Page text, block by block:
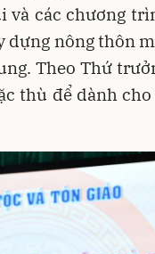
và các chương
dựng nông thôn
Theo Thứ
thù để dành cho